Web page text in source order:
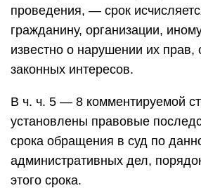
проведения, — срок
гражданину, организации,
известно о нарушении их прав,
законных интересов.
В ч. ч. 5 — 8 комментируемой
установлены правовые
срока обращения в суд по
административных дел,
этого срока.